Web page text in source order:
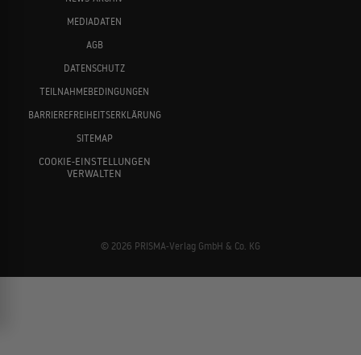
MEDIADATEN
AGB
DATENSCHUTZ
TEILNAHMEBEDINGUNGEN
BARRIEREFREIHEITSERKLÄRUNG
SITEMAP
COOKIE-EINSTELLUNGEN
VERWALTEN
© 2026 PRISMA-Verlag GmbH & Co. KG